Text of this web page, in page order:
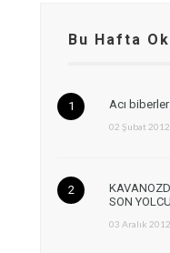
Bu Hafta
Acı biberler
02 Şubat 2012
SON
03 Aralık 2012